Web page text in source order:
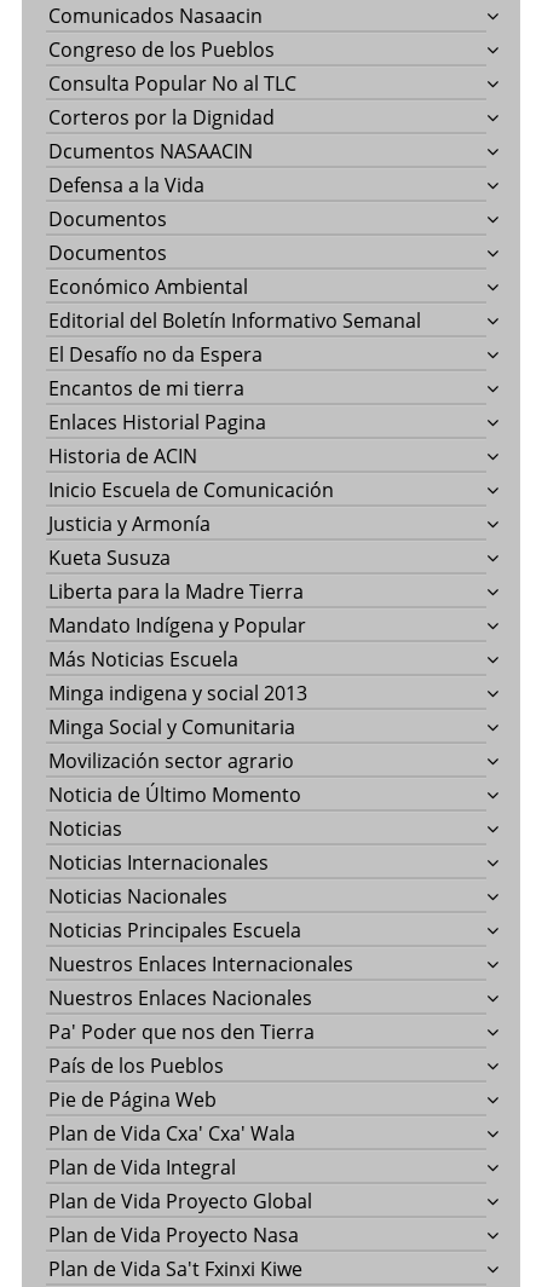
Comunicados Nasaacin
Congreso de los Pueblos
Consulta Popular No al TLC
Corteros por la Dignidad
Dcumentos NASAACIN
Defensa a la Vida
Documentos
Documentos
Económico Ambiental
Editorial del Boletín Informativo Semanal
El Desafío no da Espera
Encantos de mi tierra
Enlaces Historial Pagina
Historia de ACIN
Inicio Escuela de Comunicación
Justicia y Armonía
Kueta Susuza
Liberta para la Madre Tierra
Mandato Indígena y Popular
Más Noticias Escuela
Minga indigena y social 2013
Minga Social y Comunitaria
Movilización sector agrario
Noticia de Último Momento
Noticias
Noticias Internacionales
Noticias Nacionales
Noticias Principales Escuela
Nuestros Enlaces Internacionales
Nuestros Enlaces Nacionales
Pa' Poder que nos den Tierra
País de los Pueblos
Pie de Página Web
Plan de Vida Cxa' Cxa' Wala
Plan de Vida Integral
Plan de Vida Proyecto Global
Plan de Vida Proyecto Nasa
Plan de Vida Sa't Fxinxi Kiwe